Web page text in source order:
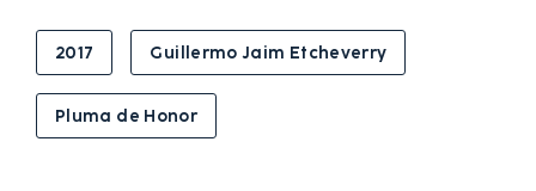
2017 Guillermo Jaim Etcheverry
Pluma de Honor